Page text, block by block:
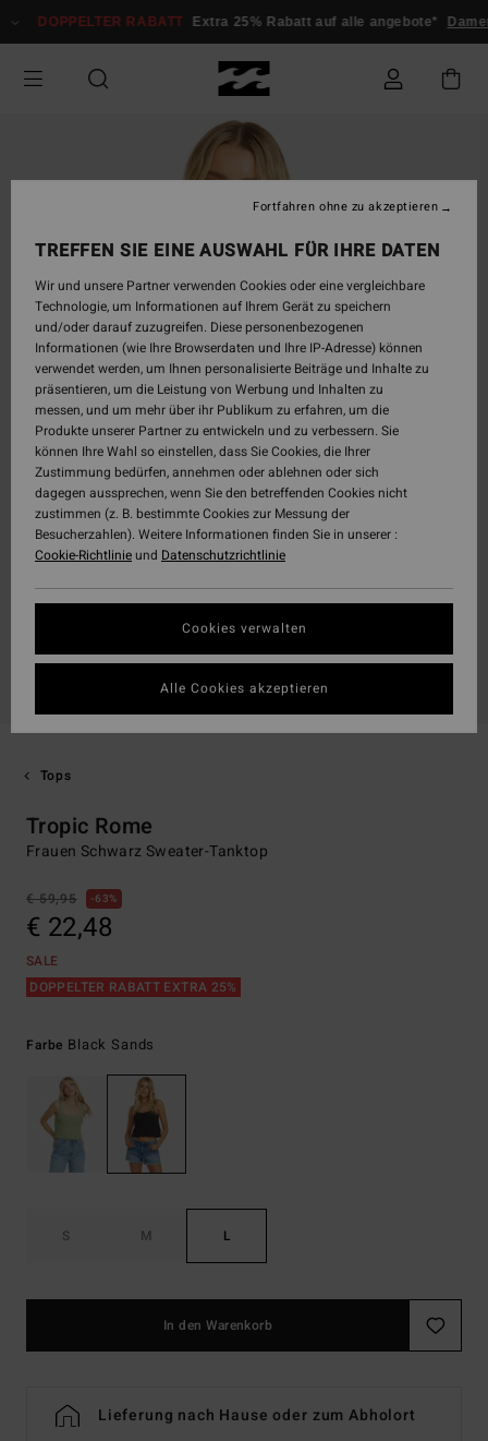
zur
springen
DOPPELTER RABATT Extra 25% Rabatt auf alle angebote* Damen
Tops
Tropic Rome
Frauen Schwarz Sweater-Tanktop
€ 59,95 63%
€ 22,48
SALE
DOPPELTER RABATT EXTRA 25%
Farbe Black Sands
S M L
In den Warenkorb
Lieferung nach Hause oder zum Abholort
TREFFEN SIE EINE AUSWAHL FÜR IHRE DATEN
Wir und unsere Partner verwenden Cookies oder eine vergleichbare
Technologie, um Informationen auf Ihrem Gerät zu speichern
und/oder darauf zuzugreifen. Diese personenbezogenen
Informationen (wie Ihre Browserdaten und Ihre IP-Adresse) können
verwendet werden, um Ihnen personalisierte Beiträge und Inhalte zu
präsentieren, um die Leistung von Werbung und Inhalten zu
messen, und um mehr über ihr Publikum zu erfahren, um die
Produkte unserer Partner zu entwickeln und zu verbessern. Sie
können Ihre Wahl so einstellen, dass Sie Cookies, die Ihrer
Zustimmung bedürfen, annehmen oder ablehnen oder sich
dagegen aussprechen, wenn Sie den betreffenden Cookies nicht
zustimmen (z. B. bestimmte Cookies zur Messung der
Besucherzahlen). Weitere Informationen finden Sie in unserer :
Cookie-Richtlinieund Datenschutzrichtlinie
Cookies verwalten
Fortfahren ohne zu akzeptieren
Alle Cookies akzeptieren